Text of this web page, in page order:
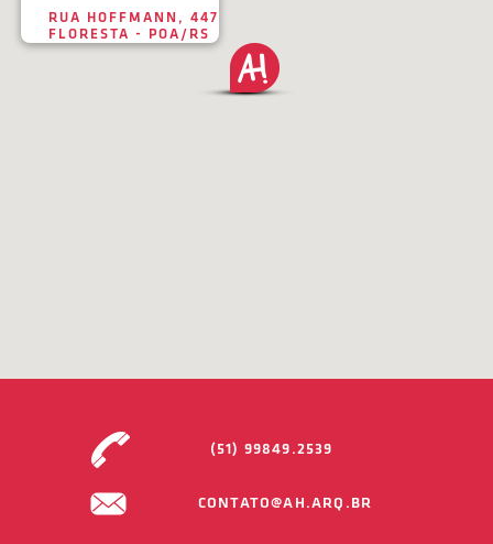
RUA HOFFMANN, 447
FLORESTA - POA/RS
(51) 99849.2539
CONTATO@AH.ARQ.BR